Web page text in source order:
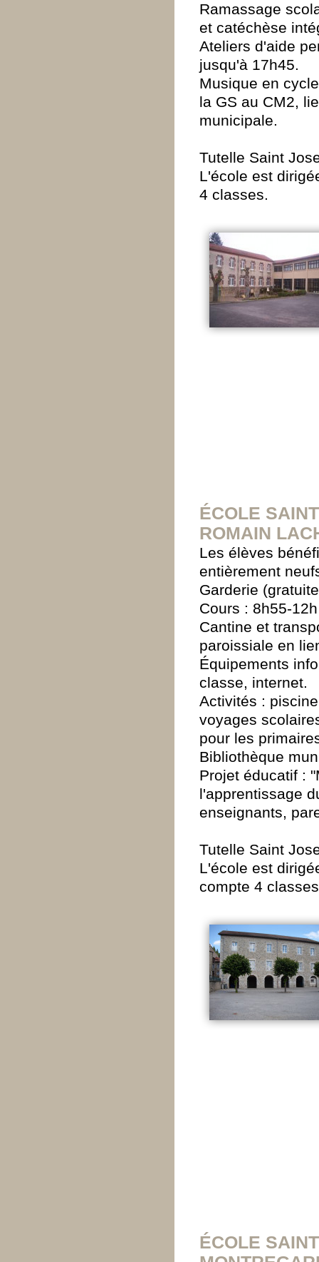
Ramassage
et catéchèse
Ateliers d'aide
jusqu'à 17h45.
Musique en
la GS au CM2,
municipale.
Tutelle Saint
L'école est
4 classes.
ÉCOLE
ROMAIN
Les élèves
entièrement
Garderie
Cours : 8h55-
Cantine et
paroissiale en
Équipements
classe, internet.
Activités :
voyages
pour les
Bibliothèque
Projet éducatif :
l'apprentissage
enseignants,
Tutelle Saint
L'école est
compte 4
ÉCOLE